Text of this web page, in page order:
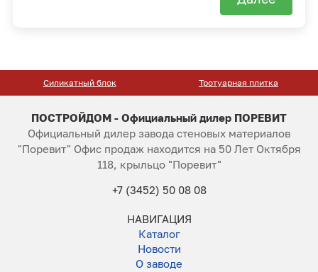
Силикатный блок Тротуарная плитка
ПОСТРОЙДОМ - Официальный дилер ПОРЕВИТ
Официальный дилер завода стеновых материалов
"Поревит" Офис продаж находится на 50 Лет Октября
118, крыльцо "Поревит"
+7 (3452) 50 08 08
НАВИГАЦИЯ
Каталог
Новости
О заводе